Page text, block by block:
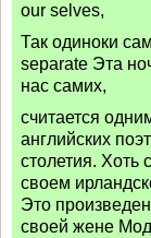
our selves,
Так одиноки
separate Эта
нас самих,
считается
английских
столетия. Хоть
своем
Это
своей жене